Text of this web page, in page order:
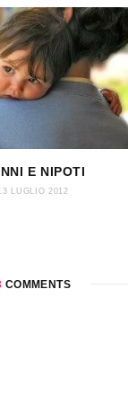
E NIPOTI
LUGLIO 2012
COMMENTS